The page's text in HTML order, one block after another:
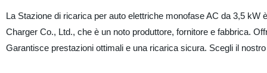
La Stazione di ricarica per auto elettriche monofase AC da 3,5 kW
Charger Co., Ltd., che è un noto produttore, fornitore e fabbrica.
Garantisce prestazioni ottimali e una ricarica sicura. Scegli il